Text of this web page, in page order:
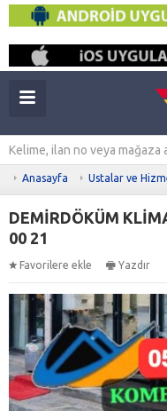
Anasayfa Ustalar ve
DEMİRDÖKÜM
00 21
Favorilere ekle Yazdır